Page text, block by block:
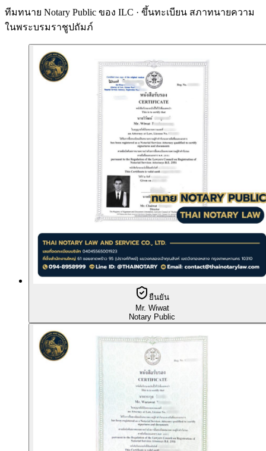
ทีมทนาย Notary Public ของ ILC · ขึ้นทะเบียน สภาทนายความ
ในพระบรมราชูปถัมภ์
ยืนยัน
Mr. Wiwat
Notary Public